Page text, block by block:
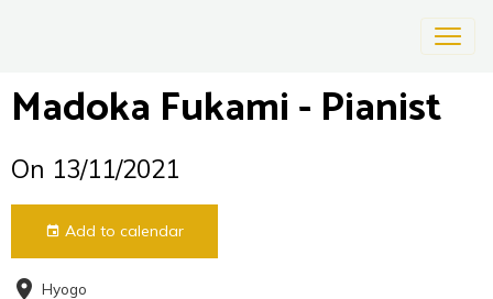
Madoka Fukami - Pianist
On 13/11/2021
Add to calendar
Hyogo